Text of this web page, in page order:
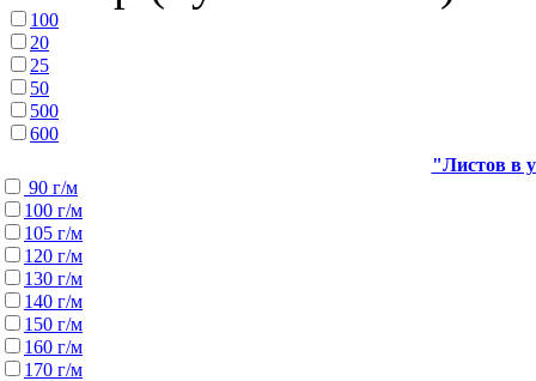
100
20
25
50
500
600
"Листов в
90 г/м
100 г/м
105 г/м
120 г/м
130 г/м
140 г/м
150 г/м
160 г/м
170 г/м